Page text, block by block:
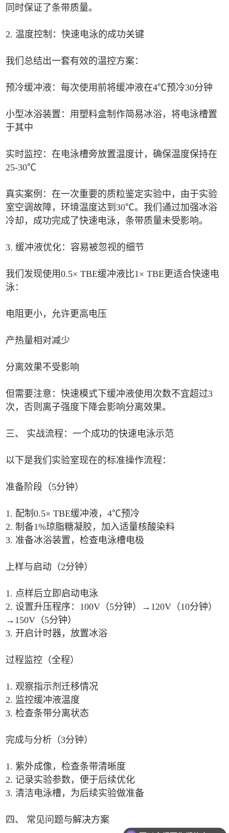
同时保证了条带质量。
2. 温度控制：快速电泳的成功关键
我们总结出一套有效的温控方案：
预冷缓冲液：每次使用前将缓冲液在4℃预冷30分钟
小型冰浴装置：用塑料盒制作简易冰浴，将电泳槽置
于其中
实时监控：在电泳槽旁放置温度计，确保温度保持在
25-30℃
真实案例：在一次重要的质粒鉴定实验中，由于实验
室空调故障，环境温度达到30℃。我们通过加强冰浴
冷却，成功完成了快速电泳，条带质量未受影响。
3. 缓冲液优化：容易被忽视的细节
我们发现使用0.5× TBE缓冲液比1× TBE更适合快速电
泳：
电阻更小，允许更高电压
产热量相对减少
分离效果不受影响
但需要注意：快速模式下缓冲液使用次数不宜超过3
次，否则离子强度下降会影响分离效果。
三、 实战流程：一个成功的快速电泳示范
以下是我们实验室现在的标准操作流程：
准备阶段（5分钟）
1. 配制0.5× TBE缓冲液，4℃预冷
2. 制备1%琼脂糖凝胶，加入适量核酸染料
3. 准备冰浴装置，检查电泳槽电极
上样与启动（2分钟）
1. 点样后立即启动电泳
2. 设置升压程序：100V（5分钟）→120V（10分钟）
→150V（5分钟）
3. 开启计时器，放置冰浴
过程监控（全程）
1. 观察指示剂迁移情况
2. 监控缓冲液温度
3. 检查条带分离状态
完成与分析（3分钟）
1. 紫外成像，检查条带清晰度
2. 记录实验参数，便于后续优化
3. 清洁电泳槽，为后续实验做准备
四、 常见问题与解决方案